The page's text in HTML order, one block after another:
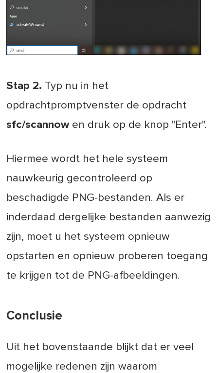
Stap 2. Typ nu in het
opdrachtpromptvenster de opdracht
sfc/scannowen druk op de knop "Enter".
Hiermee wordt het hele systeem
nauwkeurig gecontroleerd op
beschadigde PNG-bestanden. Als er
inderdaad dergelijke bestanden aanwezig
zijn, moet u het systeem opnieuw
opstarten en opnieuw proberen toegang
te krijgen tot de PNG-afbeeldingen.
Conclusie
Uit het bovenstaande blijkt dat er veel
mogelijke redenen zijn waarom